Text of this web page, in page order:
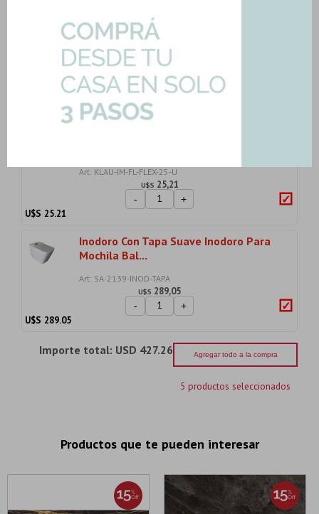
Antideslizante Verde M...
Art: COPARI-MURETTO-V-60|0.72mts2
26,19
- +
Son: 0.72 mts
26.19
Art: KLAU-IM-FL-FLEX-25-U
U$S 25,21
- +
U$S 25.21
Inodoro Con Tapa Suave Inodoro Para
Mochila Bal...
Art: SA-2139-INOD-TAPA
U$S 289,05
- +
U$S 289.05
Importe total: USD 427.26 Agregar todo a la compra
5 productos seleccionados
Productos que te pueden interesar